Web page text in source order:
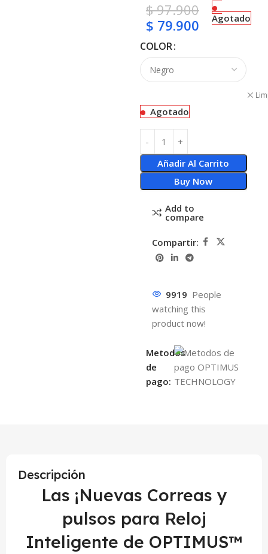
$97.900
$ 79.900 Agotado
COLOR
Agotado
Añadir Al Carrito
Buy Now
Add to
compare
Compartir:
9919 People
watching this
product now!
Metodos
de
pago:
Descripción
Las ¡Nuevas Correas y
pulsos para Reloj
Inteligente de OPTIMUS™